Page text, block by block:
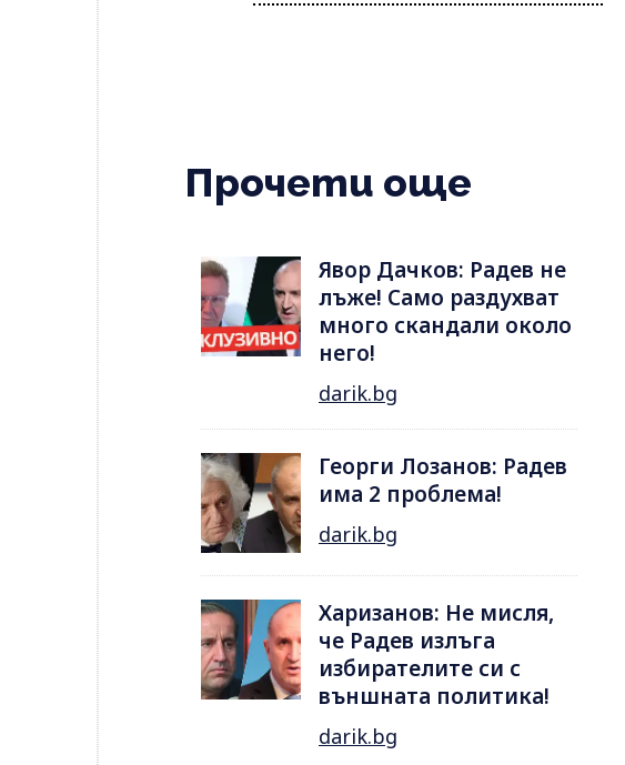
Прочети още
Явор Дачков: Радев не
лъже! Само раздухват
много скандали около
него!
darik.bg
Георги Лозанов: Радев
има 2 проблема!
darik.bg
Харизанов: Не мисля,
че Радев излъга
избирателите си с
външната политика!
darik.bg